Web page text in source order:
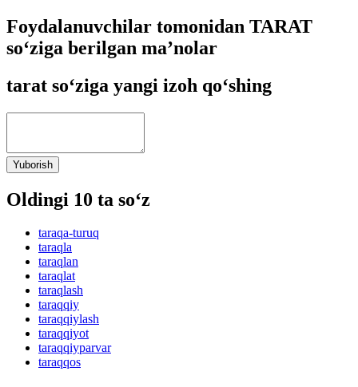
Foydalanuvchilar tomonidan TARAT
so‘ziga berilgan ma’nolar
tarat so‘ziga yangi izoh qo‘shing
Yuborish
Oldingi 10 ta so‘z
taraqa-turuq
taraqla
taraqlan
taraqlat
taraqlash
taraqqiy
taraqqiylash
taraqqiyot
taraqqiyparvar
taraqqos